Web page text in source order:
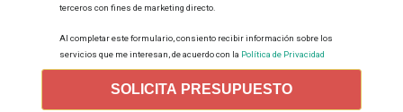
terceros con fines de marketing directo.
Al completar este formulario, consiento recibir información sobre los
servicios que me interesan, de acuerdo con la Política de Privacidad
SOLICITA PRESUPUESTO